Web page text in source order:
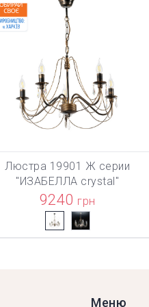
В КОРЗИНУ
Люстра 19901 Ж серии
"ИЗАБЕЛЛА crystal"
9240 грн
Меню